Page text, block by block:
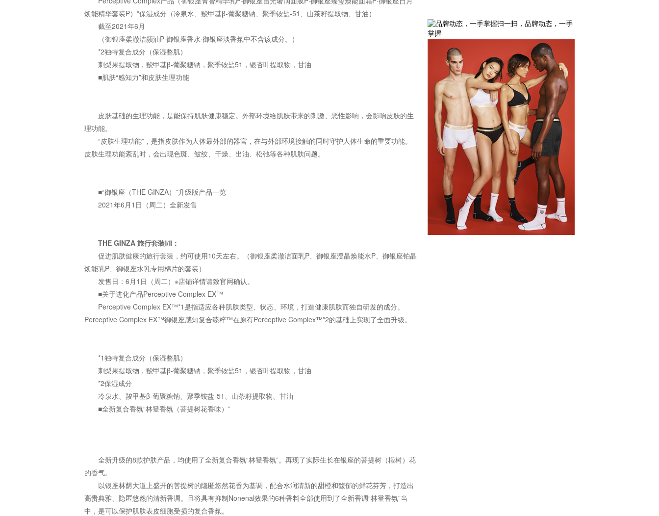
焕能精华套装P）*保湿成分（冷泉水、羧甲基β-葡聚糖钠、聚季铵盐-51、山茶籽提取物、甘油）
截至2021年6月
（御银座柔澈洁颜油P·御银座香水·御银座淡香氛中不含该成分。）
*2独特复合成分（保湿整肌）
刺梨果提取物，羧甲基β-葡聚糖钠，聚季铵盐51，银杏叶提取物，甘油
■肌肤“感知力”和皮肤生理功能
皮肤基础的生理功能，是能保持肌肤健康稳定。外部环境给肌肤带来的刺激、恶性影响，会影响皮肤的生
理功能。
“皮肤生理功能”，是指皮肤作为人体最外部的器官，在与外部环境接触的同时守护人体生命的重要功能。
皮肤生理功能紊乱时，会出现色斑、皱纹、干燥、出油、松弛等各种肌肤问题。
■“御银座（THE GINZA）”升级版产品一览
2021年6月1日（周二）全新发售
THE GINZA 旅行套装Ⅰ/Ⅱ：
促进肌肤健康的旅行套装，约可使用10天左右。（御银座柔澈洁面乳P、御银座澄晶焕能水P、御银座铂晶
焕能乳P、御银座水乳专用棉片的套装）
发售日：6月1日（周二）※店铺详情请致官网确认。
■关于进化产品Perceptive Complex EX™
Perceptive Complex EX™*1是指适应各种肌肤类型、状态、环境，打造健康肌肤而独自研发的成分。
Perceptive Complex EX™御银座感知复合臻粹™在原有Perceptive Complex™*2的基础上实现了全面升级。
*1独特复合成分（保湿整肌）
刺梨果提取物，羧甲基β-葡聚糖钠，聚季铵盐51，银杏叶提取物，甘油
*2保湿成分
冷泉水、羧甲基β-葡聚糖钠、聚季铵盐-51、山茶籽提取物、甘油
■全新复合香氛“林登香氛（菩提树花香味）”
全新升级的8款护肤产品，均使用了全新复合香氛“林登香氛”。再现了实际生长在银座的菩提树（椴树）花
的香气。
以银座林荫大道上盛开的菩提树的隐匿悠然花香为基调，配合水润清新的甜橙和馥郁的鲜花芬芳，打造出
高贵典雅、隐匿悠然的清新香调。且将具有抑制Nonenal效果的6种香料全部使用到了全新香调“林登香氛”当
中，是可以保护肌肤表皮细胞受损的复合香氛。
扫一扫，品牌动态，一手
掌握